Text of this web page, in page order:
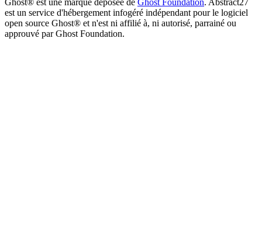
est un service d'hébergement infogéré indépendant pour le logiciel
open source Ghost® et n'est ni affilié à, ni autorisé, parrainé ou
approuvé par Ghost Foundation.